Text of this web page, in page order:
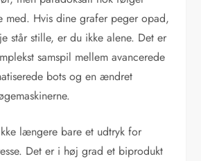
med. Hvis dine grafer peger opad,
står stille, er du ikke alene. Det er
samspil mellem avancerede
bots og en ændret
længere bare et udtryk for
Det er i høj grad et biprodukt